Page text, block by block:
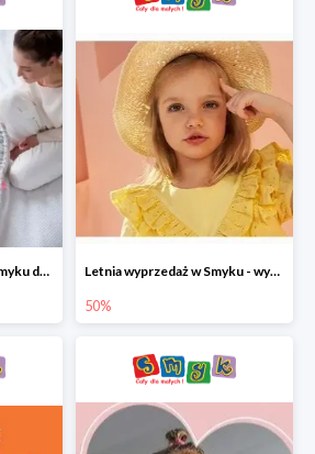
Marka Motherhood w Smyku do -40% Letnia wyprzedaż w Smyku - wybrane ubrania i buty do -50%
50%